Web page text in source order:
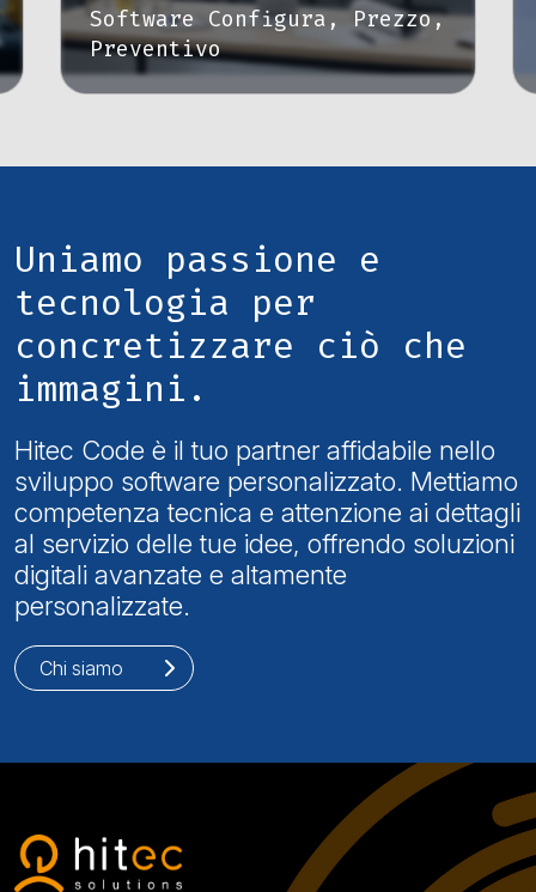
Software Configura, Prezzo,
Preventivo
Uniamo passione e
tecnologia per
concretizzare ciò che
immagini.
Hitec Code è il tuo partner affidabile nello
sviluppo software personalizzato. Mettiamo
competenza tecnica e attenzione ai dettagli
al servizio delle tue idee, offrendo soluzioni
digitali avanzate e altamente
personalizzate.
Chi siamo